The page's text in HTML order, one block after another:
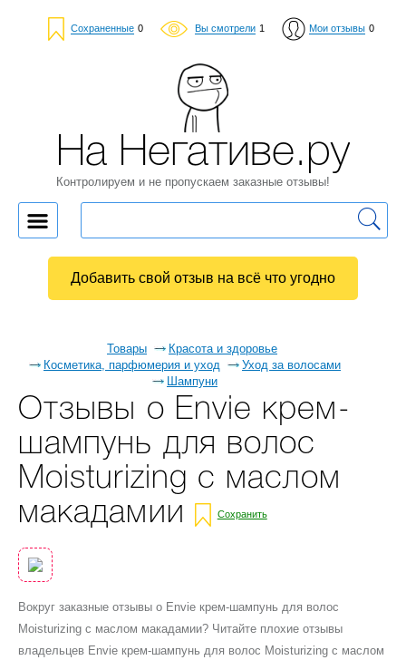
Сохраненные 0 Вы смотрели 1 Мои отзывы 0
Товары
Красота и здоровье
Косметика, парфюмерия и уход
Уход за волосами
Шампуни
Отзывы о Envie крем-
шампунь для волос
Moisturizing с маслом
макадамии
Сохранить
Вокруг заказные отзывы о Envie крем-шампунь для волос
Moisturizing с маслом макадамии? Читайте плохие отзывы
владельцев Envie крем-шампунь для волос Moisturizing с маслом
На Негативе.ру
Контролируем и не пропускаем заказные отзывы!
Добавить свой отзыв на всё что угодно